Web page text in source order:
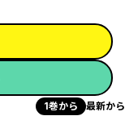
1巻から 最新から